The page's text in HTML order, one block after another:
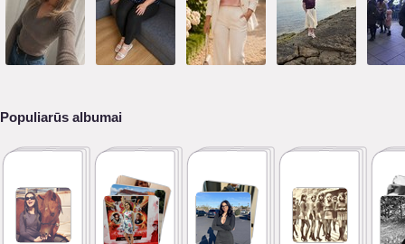
Populiarūs albumai